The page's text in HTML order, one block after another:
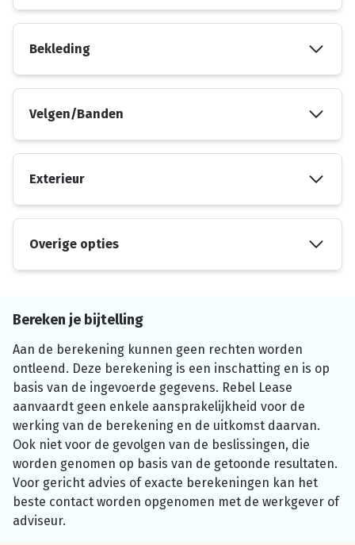
Bekleding
Velgen/Banden
Exterieur
Overige opties
Bereken je bijtelling
Aan de berekening kunnen geen rechten worden
ontleend. Deze berekening is een inschatting en is op
basis van de ingevoerde gegevens. Rebel Lease
aanvaardt geen enkele aansprakelijkheid voor de
werking van de berekening en de uitkomst daarvan.
Ook niet voor de gevolgen van de beslissingen, die
worden genomen op basis van de getoonde resultaten.
Voor gericht advies of exacte berekeningen kan het
beste contact worden opgenomen met de werkgever of
adviseur.